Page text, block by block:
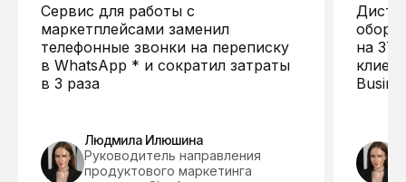
Сервис для работы с
маркетплейсами заменил
телефонные звонки на переписку
в WhatsApp * и сократил затраты
в 3 раза
Людмила Илюшина
Руководитель направления
продуктового маркетинга
на